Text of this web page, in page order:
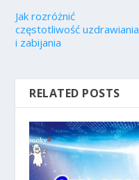
Jak rozróżnić
częstotliwość uzdrawiania
i zabijania
RELATED POSTS